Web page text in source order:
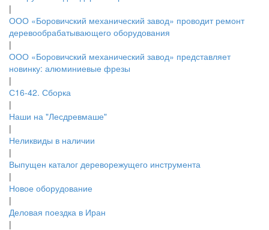
|
ООО «Боровичский механический завод» проводит ремонт
деревообрабатывающего оборудования
|
ООО «Боровичский механический завод» представляет
новинку: алюминиевые фрезы
|
С16-42. Сборка
|
Наши на "Лесдревмаше"
|
Неликвиды в наличии
|
Выпущен каталог дереворежущего инструмента
|
Новое оборудование
|
Деловая поездка в Иран
|